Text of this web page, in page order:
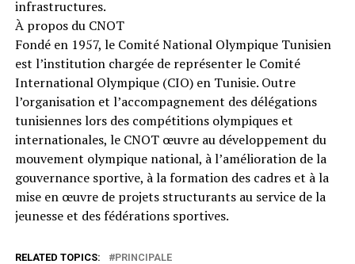
infrastructures.
À propos du CNOT
Fondé en 1957, le Comité National Olympique Tunisien
est l’institution chargée de représenter le Comité
International Olympique (CIO) en Tunisie. Outre
l’organisation et l’accompagnement des délégations
tunisiennes lors des compétitions olympiques et
internationales, le CNOT œuvre au développement du
mouvement olympique national, à l’amélioration de la
gouvernance sportive, à la formation des cadres et à la
mise en œuvre de projets structurants au service de la
jeunesse et des fédérations sportives.
RELATED TOPICS: PRINCIPALE